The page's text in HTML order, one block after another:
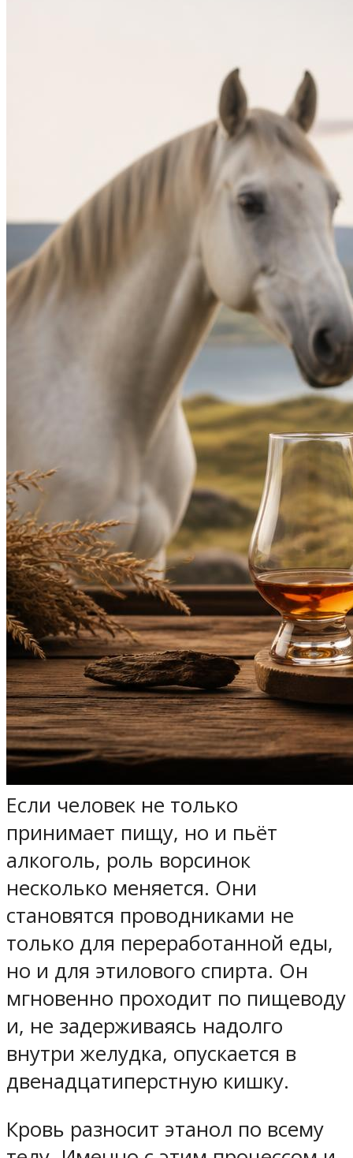
Если человек не только
принимает пищу, но и пьёт
алкоголь, роль ворсинок
несколько меняется. Они
становятся проводниками не
только для переработанной еды,
но и для этилового спирта. Он
мгновенно проходит по пищеводу
и, не задерживаясь надолго
внутри желудка, опускается в
двенадцатиперстную кишку.
Кровь разносит этанол по всему